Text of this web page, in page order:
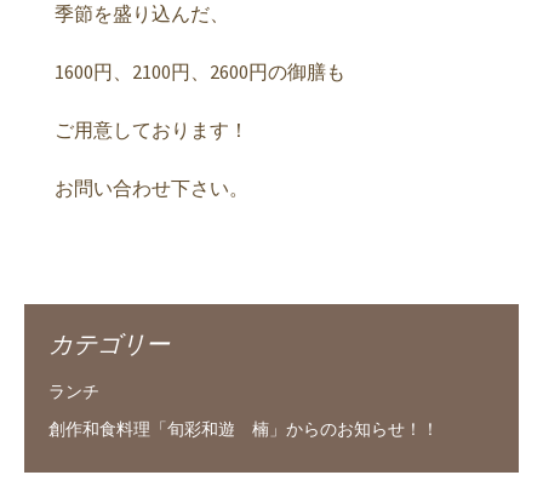
季節を盛り込んだ、
1600円、2100円、2600円の御膳も
ご用意しております！
お問い合わせ下さい。
カテゴリー
ランチ
創作和食料理「旬彩和遊 楠」からのお知らせ！！